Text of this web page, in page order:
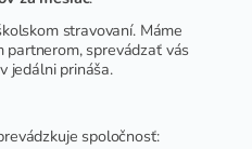
stravovaní. Máme
partnerom, sprevádzať vás
jedálni prináša.
spoločnosť: